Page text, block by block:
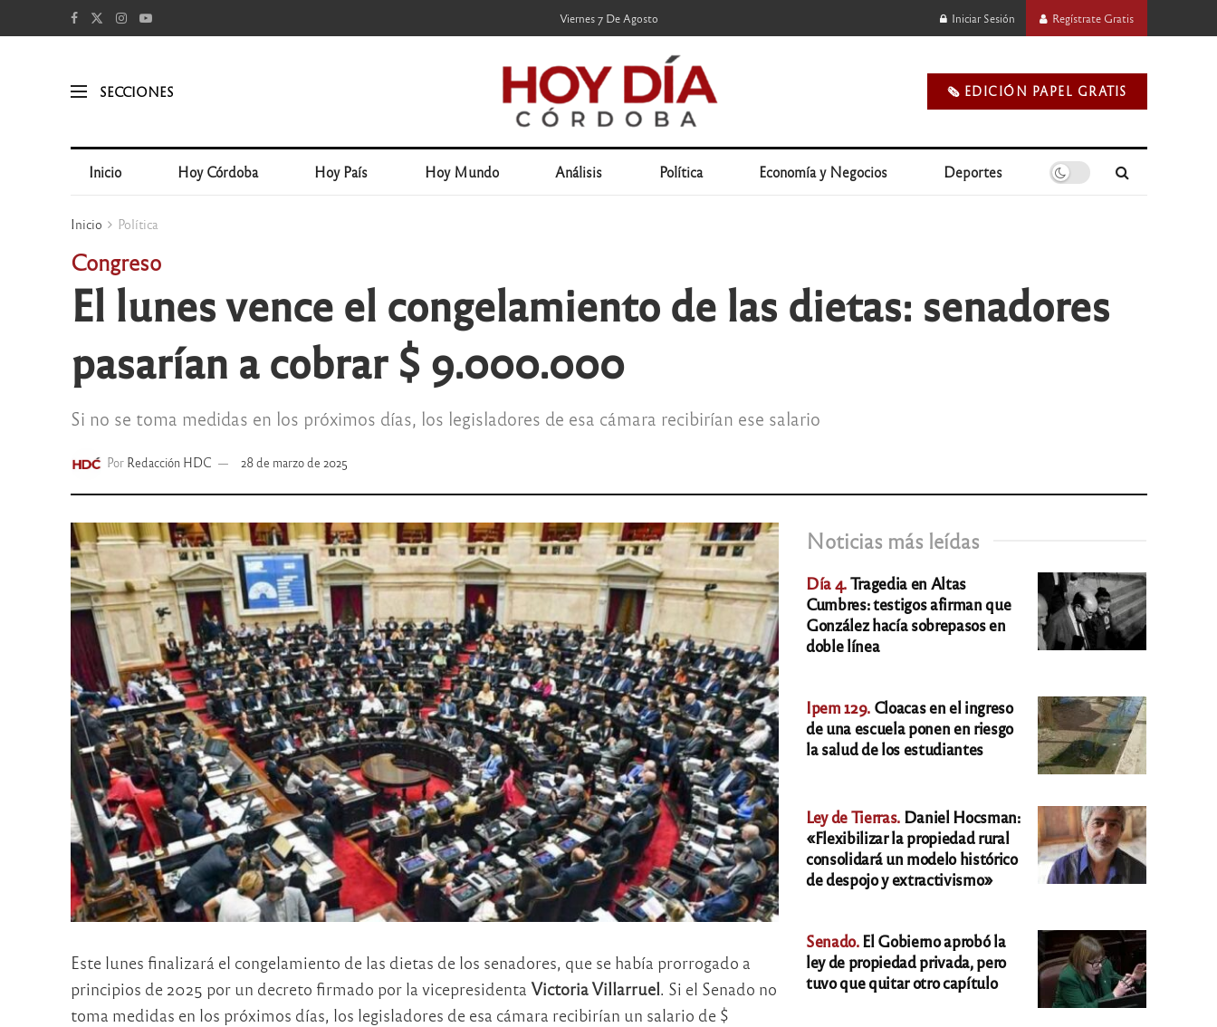
Viernes 7 De Agosto Iniciar Sesión Regístrate Gratis
SECCIONES 🗞️ EDICIÓN PAPEL GRATIS
Inicio Hoy Córdoba Hoy País Hoy Mundo Análisis Política Economía y Negocios Deportes
Inicio Política
Congreso
El lunes vence el congelamiento de las dietas: senadores
pasarían a cobrar $ 9.000.000
Si no se toma medidas en los próximos días, los legisladores de esa cámara recibirían ese salario
Por Redacción HDC 28 de marzo de 2025
Este lunes finalizará el congelamiento de las dietas de los senadores, que se había prorrogado a
principios de 2025 por un decreto firmado por la vicepresidenta Victoria Villarruel. Si el Senado no
toma medidas en los próximos días, los legisladores de esa cámara recibirían un salario de $
Noticias más leídas
Día 4.Tragedia en Altas
Cumbres: testigos afirman que
González hacía sobrepasos en
doble línea
Ipem 129. Cloacas en el ingreso
de una escuela ponen en riesgo
la salud de los estudiantes
Ley de Tierras. Daniel Hocsman:
«Flexibilizar la propiedad rural
consolidará un modelo histórico
de despojo y extractivismo»
Senado.El Gobierno aprobó la
ley de propiedad privada, pero
tuvo que quitar otro capítulo